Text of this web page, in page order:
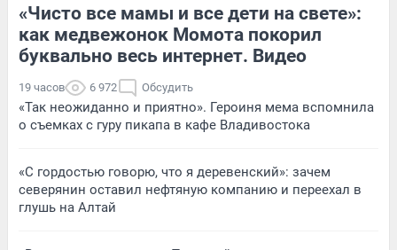
«Чисто все мамы и все дети на свете»:
как медвежонок Момота покорил
буквально весь интернет. Видео
19 часов 6 972 Обсудить
«Так неожиданно и приятно». Героиня мема вспомнила
о съемках с гуру пикапа в кафе Владивостока
«С гордостью говорю, что я деревенский»: зачем
северянин оставил нефтяную компанию и переехал в
глушь на Алтай